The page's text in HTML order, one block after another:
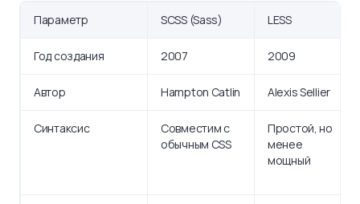
Параметр SCSS (Sass) LESS
Год создания 2007 2009
Автор Hampton Catlin Alexis Sellier
Синтаксис
Совместим с
обычным CSS
Простой, но
менее
мощный